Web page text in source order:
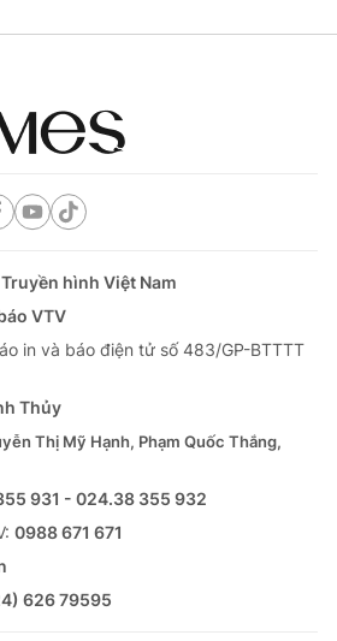
hình Việt Nam
VTV
in và báo điện tử số 483/GP-BTTTT
Thủy
Thị Mỹ Hạnh, Phạm Quốc Thắng,
931 - 024.38 355 932
0988 671 671
626 79595